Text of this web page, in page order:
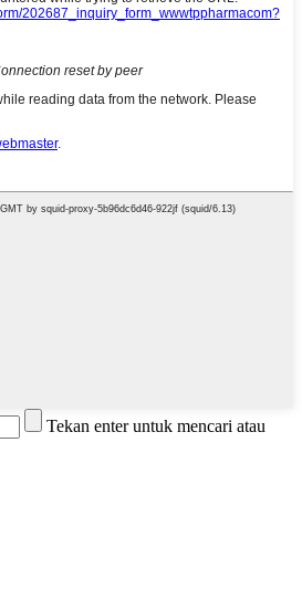
Tekan enter untuk mencari atau